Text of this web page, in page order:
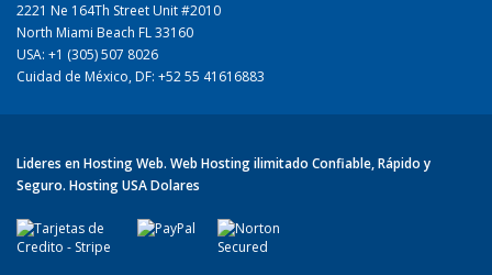
2221 Ne 164Th Street Unit #2010
North Miami Beach FL 33160
USA: +1 (305) 507 8026
Cuidad de México, DF: +52 55 41616883
Lideres en Hosting Web. Web Hosting ilimitado Confiable, Rápido y
Seguro. Hosting USA Dolares